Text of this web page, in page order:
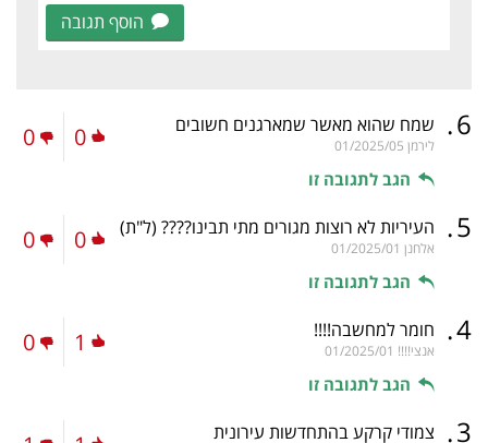
הוסף תגובה
6
. שמח שהוא מאשר שמארגנים חשובים
לירמן 01/2025/05
הגב לתגובה זו
0
0
5
. העיריות לא רוצות מגורים מתי תבינו???? (ל"ת)
אלחנן 01/2025/01
הגב לתגובה זו
0
0
4
. חומר למחשבה!!!!
אנצי!!!! 01/2025/01
הגב לתגובה זו
1
0
3
. צמודי קרקע בהתחדשות עירונית